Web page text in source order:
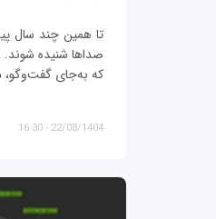
تا همین چند سال
صداها شنیده شوند.
که به‌جای
22/08/1404 - 16:30